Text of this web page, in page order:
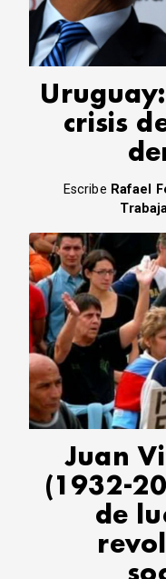
crisis
Escribe Rafael
Juan
(1932-
de